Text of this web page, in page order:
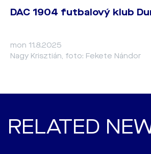
DAC 1904 futbalový klub
mon 11.8.2025
Nagy Krisztián, foto: Fekete Nándor
RELATED